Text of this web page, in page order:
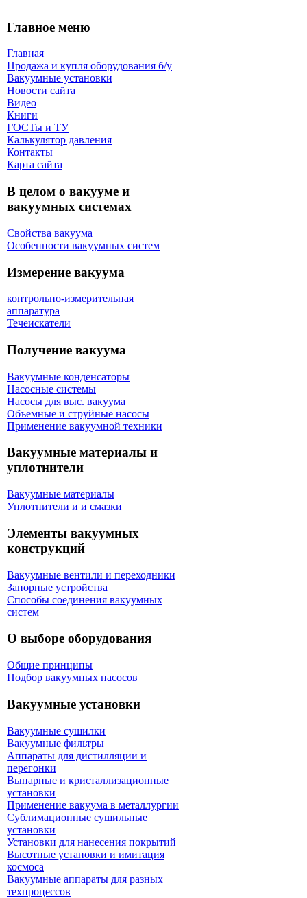
Главное меню
Главная
Продажа и купля оборудования б/y
Вакуумные установки
Новости сайта
Видео
Книги
ГОСТы и ТУ
Калькулятор давления
Контакты
Карта сaйта
В целом о вакууме и
вакуумных системах
Свойства вакуума
Особенности вакуумных систем
Измерение вакуума
контрольно-измерительная
аппаратура
Течеискатели
Получение вакуума
Вакуумные конденсаторы
Насосные системы
Насосы для выс. вакуума
Объемные и струйные насосы
Применение вакуумной техники
Вакуумные материалы и
уплотнители
Вакуумные материалы
Уплотнители и и смазки
Элементы вакуумных
конструкций
Вакуумные вентили и переходники
Запорные устройства
Способы соединения вакуумных
систем
О выборе оборудования
Общие принципы
Подбор вакуумных насосов
Вакуумные установки
Вакуумные сушилки
Вакуумные фильтры
Аппараты для дистилляции и
перегонки
Выпарные и кристаллизационные
установки
Применение вакуума в металлургии
Сублимационные сушильные
установки
Установки для нанесения покрытий
Высотные установки и имитация
космоса
Вакуумные аппараты для разных
техпроцессов